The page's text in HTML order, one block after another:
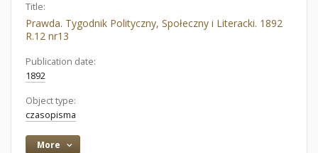
Title:
Prawda. Tygodnik Polityczny, Społeczny i Literacki. 1892
R.12 nr13
Publication date:
1892
Object type:
czasopisma
More